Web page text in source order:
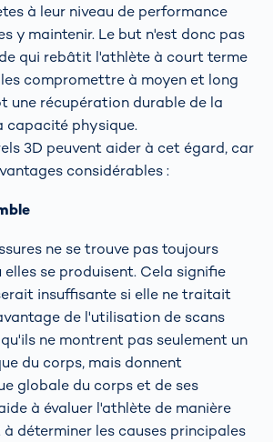
à leur niveau de performance
y maintenir. Le but n'est donc pas
qui rebâtit l'athlète à court terme
compromettre à moyen et long
une récupération durable de la
capacité physique.
3D peuvent aider à cet égard, car
considérables :
ne se trouve pas toujours
se produisent. Cela signifie
insuffisante si elle ne traitait
de l'utilisation de scans
ne montrent pas seulement un
du corps, mais donnent
globale du corps et de ses
à évaluer l'athlète de manière
déterminer les causes principales